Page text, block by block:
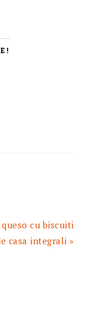
queso cu biscuiti
casa integrali »